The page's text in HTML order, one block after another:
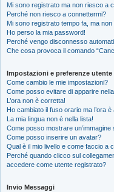
Mi sono registrato ma non riesco a
Perché non riesco a connettermi?
Mi sono registrato tempo fa, ma
Ho perso la mia password!
Perché vengo disconnesso
Che cosa provoca il comando
Impostazioni e preferenze utente
Come cambio le mie impostazioni?
Come posso evitare di apparire
L’ora non è corretta!
Ho cambiato il fuso orario ma l’ora
La mia lingua non è nella lista!
Come posso mostrare un’immagine
Come posso inserire un avatar?
Qual è il mio livello e come faccio a
Perché quando clicco sul
accedere come utente registrato?
Invio Messaggi